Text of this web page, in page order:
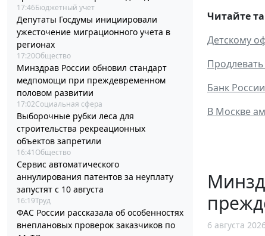
17:46Бюджетный учет
Депутаты Госдумы инициировали
ужесточение миграционного учета в
регионах
17:20Общество
Минздрав России обновил стандарт
медпомощи при преждевременном
половом развитии
17:02Социальная сфера
Выборочные рубки леса для
строительства рекреационных
объектов запретили
16:41 Общество
Сервис автоматического
аннулирования патентов за неуплату
запустят с 10 августа
16:19Труд
ФАС России рассказала об особенностях
внеплановых проверок заказчиков по
Читайте
Детскому
Банк
В Москве
6 августа